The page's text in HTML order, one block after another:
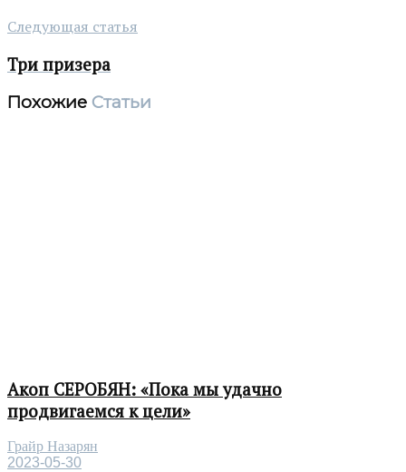
Следующая статья
Три призера
Похожие Статьи
Акоп СЕРОБЯН: «Пока мы удачно
продвигаемся к цели»
Грайр Назарян
2023-05-30